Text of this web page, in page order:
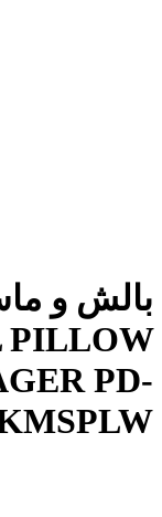
بالش و
PILLOW
PD-